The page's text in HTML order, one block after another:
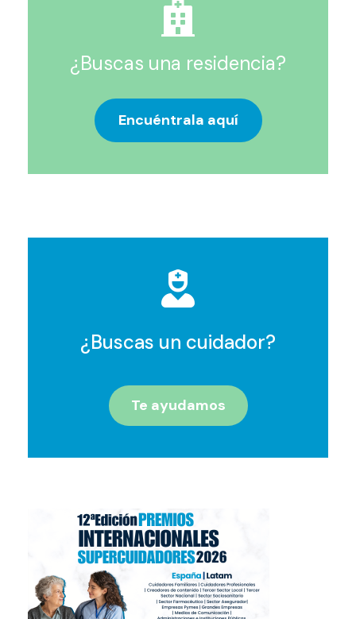
¿Buscas una residencia?
Encuéntrala aquí
¿Buscas un cuidador?
Te ayudamos